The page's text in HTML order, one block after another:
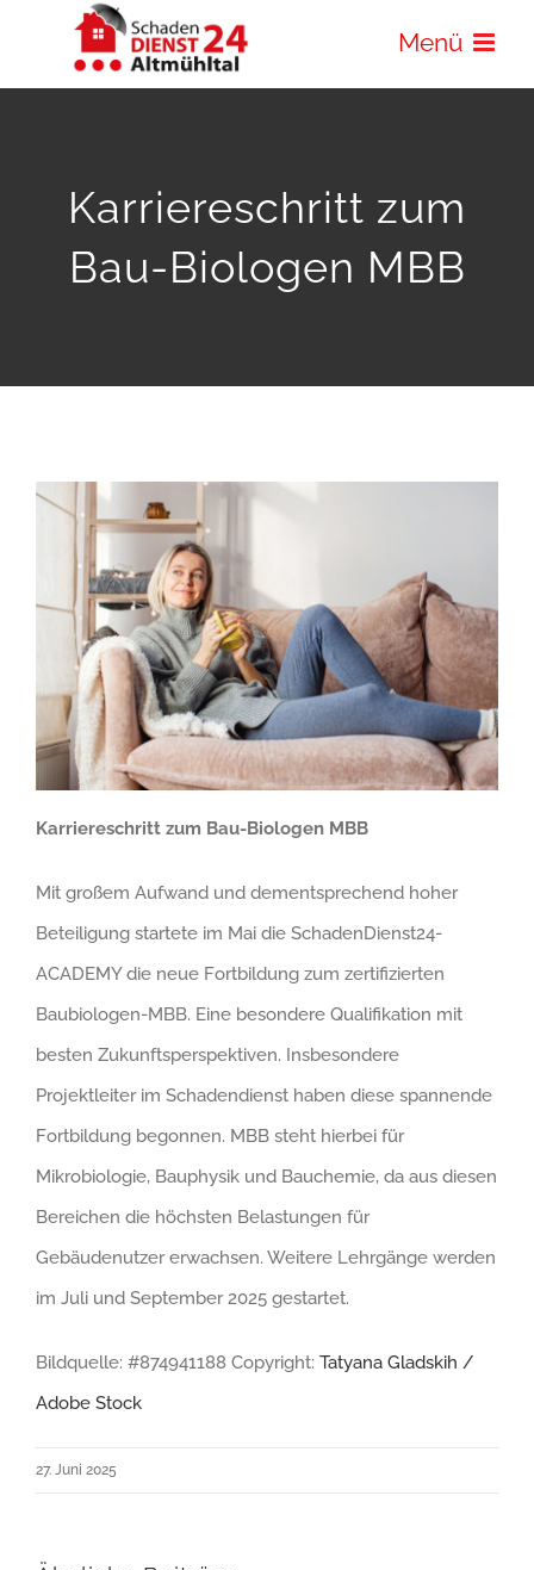
Menü
Karriereschritt zum
Bau-Biologen MBB
Karriereschritt zum Bau-Biologen MBB
Mit großem Aufwand und dementsprechend hoher
Beteiligung startete im Mai die SchadenDienst24-
ACADEMY die neue Fortbildung zum zertifizierten
Baubiologen-MBB. Eine besondere Qualifikation mit
besten Zukunftsperspektiven. Insbesondere
Projektleiter im Schadendienst haben diese spannende
Fortbildung begonnen. MBB steht hierbei für
Mikrobiologie, Bauphysik und Bauchemie, da aus diesen
Bereichen die höchsten Belastungen für
Gebäudenutzer erwachsen. Weitere Lehrgänge werden
im Juli und September 2025 gestartet.
Bildquelle: #874941188 Copyright: Tatyana Gladskih /
Adobe Stock
27. Juni 2025